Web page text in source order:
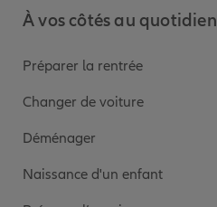
À vos côtés au quotidien
Préparer la rentrée
Changer de voiture
Déménager
Naissance d'un enfant